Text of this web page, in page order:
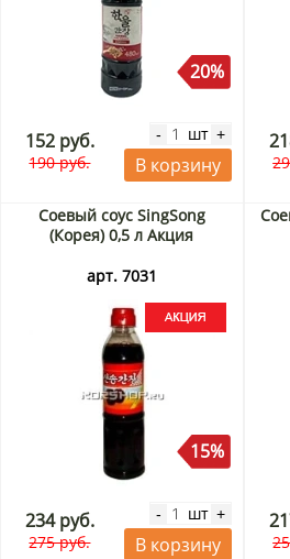
20%
152 руб.
190 руб.
- шт +
В корзину
Соевый соус SingSong
(Корея) 0,5 л Акция
арт. 7031
15%
234 руб.
275 руб.
- шт +
В корзину